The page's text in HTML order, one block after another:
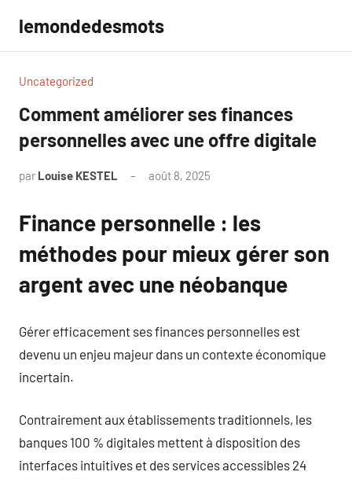
contenu
lemondedesmots
Uncategorized
Comment améliorer ses finances
personnelles avec une offre digitale
par Louise KESTEL août 8, 2025
Finance personnelle : les
méthodes pour mieux gérer son
argent avec une néobanque
Gérer efficacement ses finances personnelles est
devenu un enjeu majeur dans un contexte économique
incertain.
Contrairement aux établissements traditionnels, les
banques 100 % digitales mettent à disposition des
interfaces intuitives et des services accessibles 24